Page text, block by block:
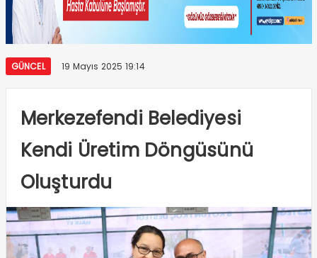
GÜNCEL 19 Mayıs 2025 19:14
Merkezefendi Belediyesi
Kendi Üretim Döngüsünü
Oluşturdu